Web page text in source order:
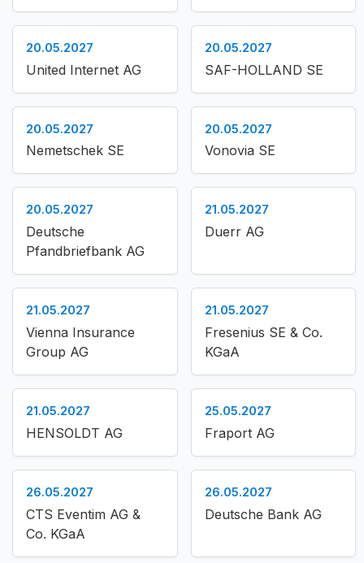
20.05.2027
United Internet AG
20.05.2027
SAF-HOLLAND SE
20.05.2027
Nemetschek SE
20.05.2027
Vonovia SE
20.05.2027
Deutsche
Pfandbriefbank AG
21.05.2027
Duerr AG
21.05.2027
Vienna Insurance
Group AG
21.05.2027
Fresenius SE & Co.
KGaA
21.05.2027
HENSOLDT AG
25.05.2027
Fraport AG
26.05.2027
CTS Eventim AG &
Co. KGaA
26.05.2027
Deutsche Bank AG